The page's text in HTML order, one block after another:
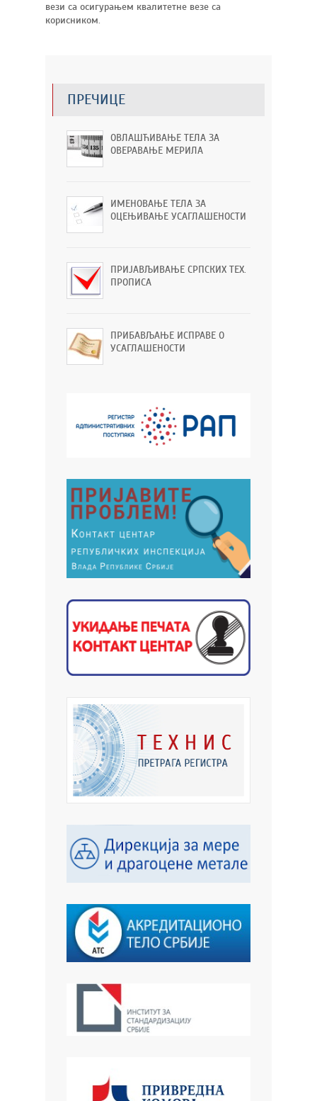
вези са осигурањем квалитетне везе са
корисником.
ПРЕЧИЦЕ
ОВЛАШЋИВАЊЕ ТЕЛА ЗА
ОВЕРАВАЊЕ МЕРИЛА
ИМЕНОВАЊЕ ТЕЛА ЗА
ОЦЕЊИВАЊЕ УСАГЛАШЕНОСТИ
ПРИЈАВЉИВАЊЕ СРПСКИХ ТЕХ.
ПРОПИСА
ПРИБАВЉАЊЕ ИСПРАВЕ О
УСАГЛАШЕНОСТИ